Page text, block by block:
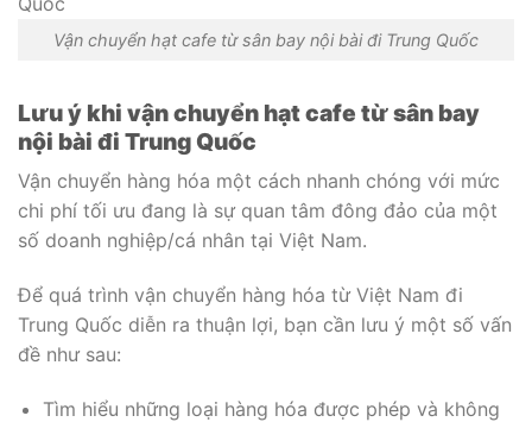
Vận chuyển hạt cafe từ sân bay nội bài đi Trung Quốc
Lưu ý khi vận chuyển hạt cafe từ sân bay
nội bài đi Trung Quốc
Vận chuyển hàng hóa một cách nhanh chóng với mức
chi phí tối ưu đang là sự quan tâm đông đảo của một
số doanh nghiệp/cá nhân tại Việt Nam.
Để quá trình vận chuyển hàng hóa từ Việt Nam đi
Trung Quốc diễn ra thuận lợi, bạn cần lưu ý một số vấn
đề như sau:
Tìm hiểu những loại hàng hóa được phép và không